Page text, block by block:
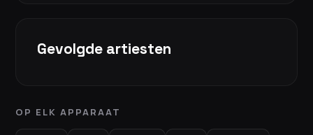
Gevolgde artiesten
OP ELK APPARAAT